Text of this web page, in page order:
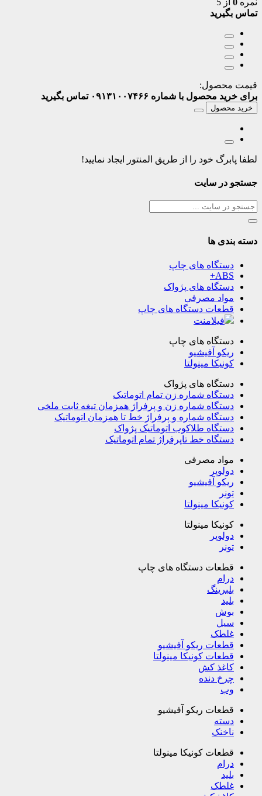
تماس بگیرید
قیمت محصول:
برای خرید محصول با شماره ۰۹۱۳۱۰۰۷۴۶۶ تماس بگیرید
خرید محصول
لطفا پابرگ خود را از طریق المنتور ایجاد نمایید!
جستجو در سایت
دسته بندی ها
دستگاه های چاپ
ABS+
دستگاه های پژواک
مواد مصرفی
قطعات دستگاه های چاپ
فیلامنت
دستگاه های چاپ
ریکو آفیشیو
کونیکا مینولتا
دستگاه های پژواک
دستگاه شماره زن تمام اتوماتیک
دستگاه شماره زن و پرفراژ همزمان تیغه ثابت ملخی
دستگاه شماره و پرفراژ خط تا همزمان اتوماتیک
دستگاه طلاکوب اتوماتیک پژواک
دستگاه خط تاپرفراژ تمام اتوماتیک
مواد مصرفی
دولوپر
ریکو آفیشیو
تونر
کونیکا مینولتا
کونیکا مینولتا
دولوپر
تونر
قطعات دستگاه های چاپ
درام
بلبرینگ
بلید
بوش
سیل
غلطک
قطعات ریکو آفیشیو
قطعات کونیکا مینولتا
کاغذ کش
چرخ دنده
وب
قطعات ریکو آفیشیو
دسته
ناخنک
قطعات کونیکا مینولتا
درام
بلید
غلطک